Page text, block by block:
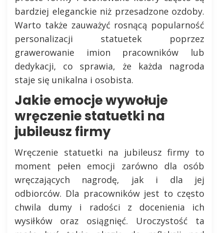
bardziej eleganckie niż przesadzone ozdoby.
Warto także zauważyć rosnącą popularność
personalizacji statuetek poprzez
grawerowanie imion pracowników lub
dedykacji, co sprawia, że każda nagroda
staje się unikalna i osobista.
Jakie emocje wywołuje
wręczenie statuetki na
jubileusz firmy
Wręczenie statuetki na jubileusz firmy to
moment pełen emocji zarówno dla osób
wręczających nagrodę, jak i dla jej
odbiorców. Dla pracowników jest to często
chwila dumy i radości z docenienia ich
wysiłków oraz osiągnięć. Uroczystość ta